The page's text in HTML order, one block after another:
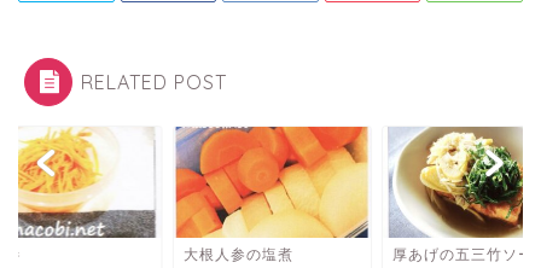
RELATED POST
参 大根人参の塩煮 厚あげの五三竹ソー